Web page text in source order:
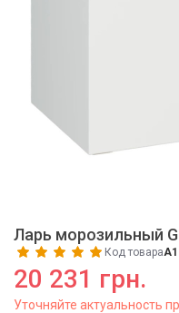
Ларь морозильный
Код товара
20 231 грн.
Уточняйте актуальность